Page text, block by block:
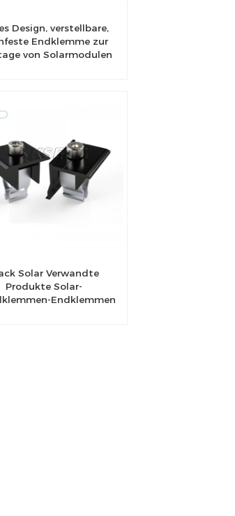
Design, verstellbare,
Endklemme zur
von Solarmodulen
Solar Verwandte
Produkte Solar-
Endklemmen